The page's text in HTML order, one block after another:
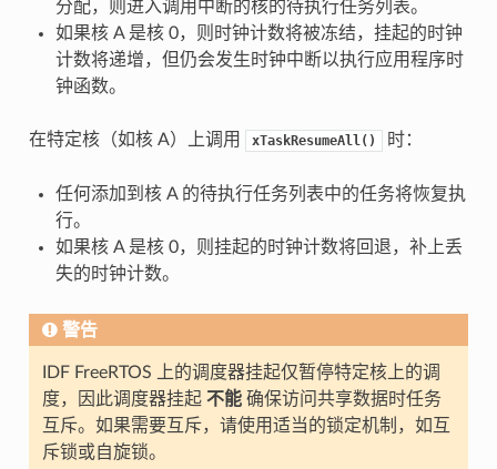
分配，则进入调用中断的核的待执行任务列表。
如果核 A 是核 0，则时钟计数将被冻结，挂起的时钟
计数将递增，但仍会发生时钟中断以执行应用程序时
钟函数。
在特定核（如核 A）上调用 xTaskResumeAll() 时：
任何添加到核 A 的待执行任务列表中的任务将恢复执
行。
如果核 A 是核 0，则挂起的时钟计数将回退，补上丢
失的时钟计数。
警告
IDF FreeRTOS 上的调度器挂起仅暂停特定核上的调
度，因此调度器挂起 不能确保访问共享数据时任务
互斥。如果需要互斥，请使用适当的锁定机制，如互
斥锁或自旋锁。